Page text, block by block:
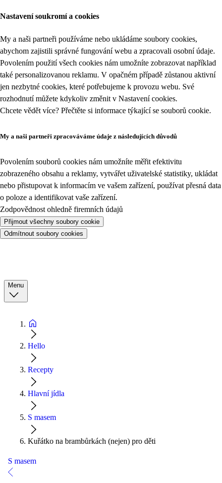
Nastavení soukromí a cookies
My a naši partneři používáme nebo ukládáme soubory cookies,
abychom zajistili správné fungování webu a zpracovali osobní údaje.
Povolením použití všech cookies nám umožníte zobrazovat například
také personalizovanou reklamu. V opačném případě zůstanou aktivní
jen nezbytné cookies, které potřebujeme k provozu webu. Své
rozhodnutí můžete kdykoliv změnit v Nastavení cookies.
Chcete vědět více? Přečtěte si informace týkající se souborů cookie.
My a naši partneři zpracováváme údaje z následujících důvodů
Povolením souborů cookies nám umožníte měřit efektivitu
zobrazeného obsahu a reklamy, vytvářet uživatelské statistiky, ukládat
nebo přistupovat k informacím ve vašem zařízení, používat přesná data
o poloze a identifikovat vaše zařízení.
Zodpovědnost ohledně firemních údajů
Přijmout všechny soubory cookie
Odmítnout soubory cookies
Menu
Hello
Recepty
Hlavní jídla
S masem
Kuřátko na brambůrkách (nejen) pro děti
S masem